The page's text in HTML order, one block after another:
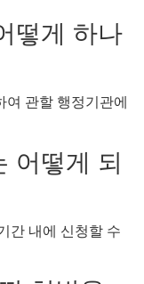
떻게 하나
관할 행정기관에
어떻게 되
간 내에 신청할 수